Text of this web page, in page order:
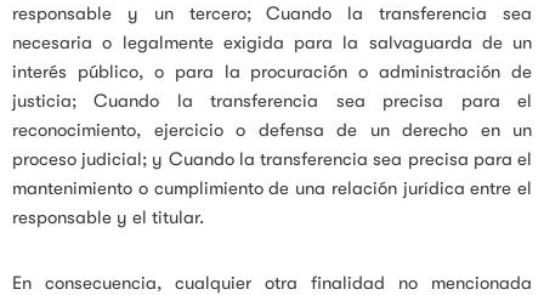
responsable y un tercero; Cuando la transferencia sea
necesaria o legalmente exigida para la salvaguarda de un
interés público, o para la procuración o administración de
justicia; Cuando la transferencia sea precisa para el
reconocimiento, ejercicio o defensa de un derecho en un
proceso judicial; y Cuando la transferencia sea precisa para el
mantenimiento o cumplimiento de una relación jurídica entre el
responsable y el titular.
En consecuencia, cualquier otra finalidad no mencionada